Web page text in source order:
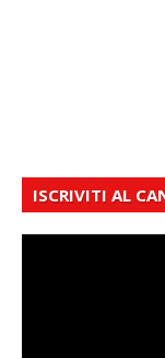
ISCRIVITI AL